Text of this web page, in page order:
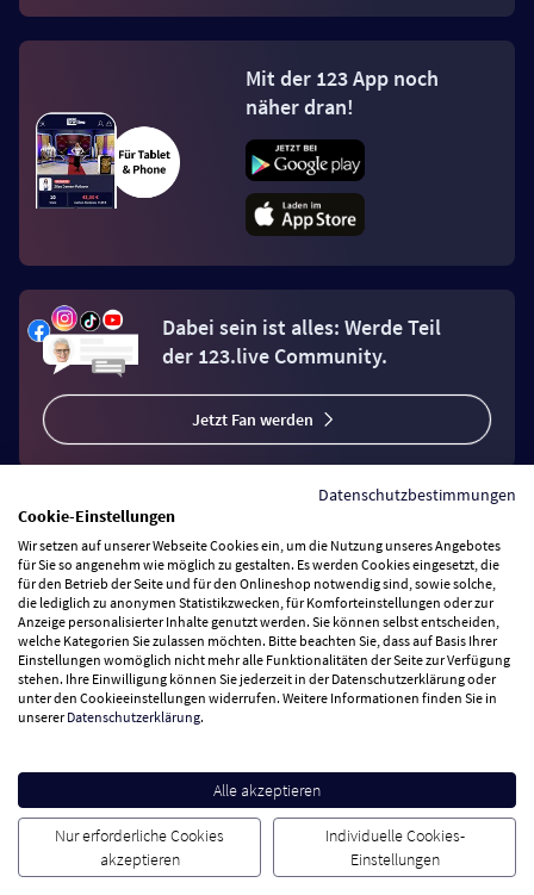
Mit der 123 App noch
näher dran!
Dabei sein ist alles: Werde Teil
der 123.live Community.
Jetzt Fan werden
Vertrag widerrufen
Zahlungsarten
Wir versenden mit
Besuchen Sie uns
Cookie Einstellungen AGB Datenschutz Impressum
Datenschutzbestimmungen
Cookie-Einstellungen
Wir setzen auf unserer Webseite Cookies ein, um die Nutzung unseres Angebotes
für Sie so angenehm wie möglich zu gestalten. Es werden Cookies eingesetzt, die
für den Betrieb der Seite und für den Onlineshop notwendig sind, sowie solche,
die lediglich zu anonymen Statistikzwecken, für Komforteinstellungen oder zur
Anzeige personalisierter Inhalte genutzt werden. Sie können selbst entscheiden,
welche Kategorien Sie zulassen möchten. Bitte beachten Sie, dass auf Basis Ihrer
Einstellungen womöglich nicht mehr alle Funktionalitäten der Seite zur Verfügung
stehen. Ihre Einwilligung können Sie jederzeit in der Datenschutzerklärung oder
unter den Cookieeinstellungen widerrufen. Weitere Informationen finden Sie in
unsererDatenschutzerklärung.
Alle akzeptieren
Nur erforderliche Cookies
akzeptieren
Individuelle Cookies-
Einstellungen